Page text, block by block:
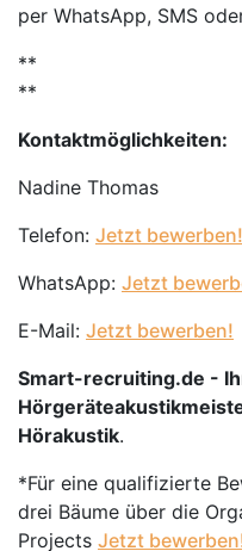
per WhatsApp, SMS
**
**
Kontaktmöglichkeiten:
Nadine Thomas
Telefon: Jetzt bewerben!
WhatsApp: Jetzt
E-Mail: Jetzt bewerben!
Smart-recruiting.de -
Hörakustik.
*Für eine qualifizierte
drei Bäume über die
Projects Jetzt